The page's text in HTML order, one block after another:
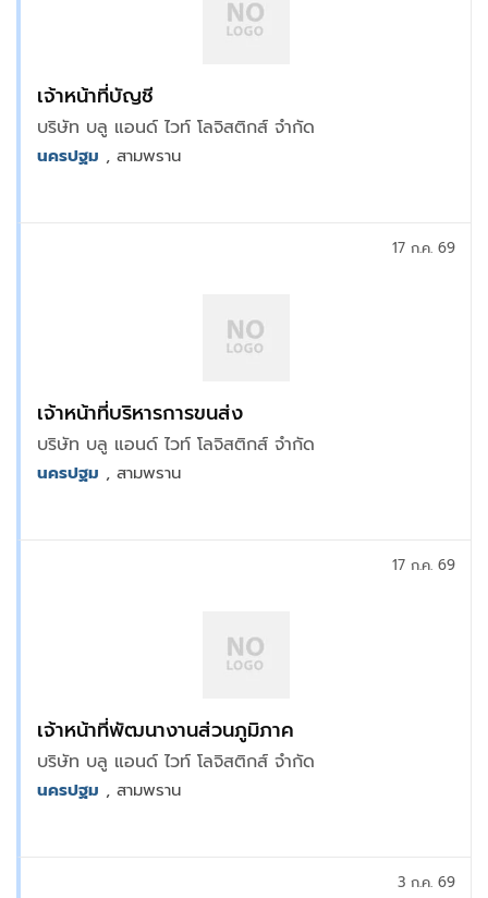
เจ้าหน้าที่บัญชี
บริษัท บลู แอนด์ ไวท์ โลจิสติกส์ จำกัด
นครปฐม , สามพราน
เจ้าหน้าที่บริหารการขนส่ง
บริษัท บลู แอนด์ ไวท์ โลจิสติกส์ จำกัด
17 ก.ค. 69
นครปฐม , สามพราน
เจ้าหน้าที่พัฒนางานส่วนภูมิภาค
บริษัท บลู แอนด์ ไวท์ โลจิสติกส์ จำกัด
17 ก.ค. 69
นครปฐม , สามพราน
3 ก.ค. 69